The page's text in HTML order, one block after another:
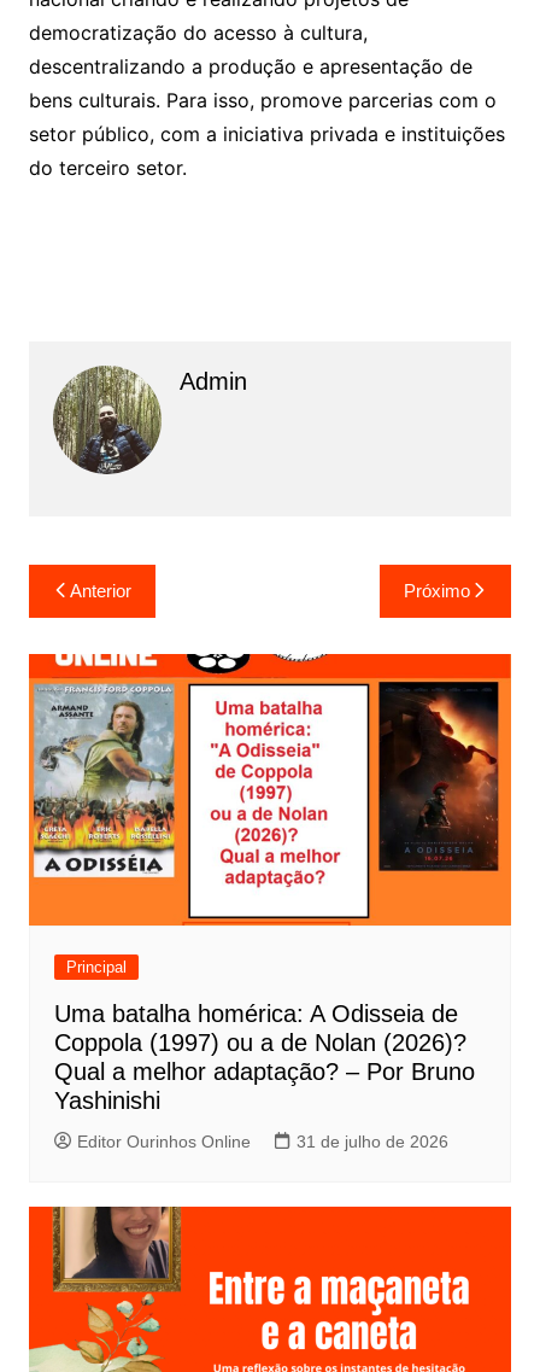
democratização do acesso à cultura,
descentralizando a produção e apresentação de
bens culturais. Para isso, promove parcerias com o
setor público, com a iniciativa privada e instituições
do terceiro setor.
Admin
a
v
e
g
a
ç
ã
o
d
Anterior Próximo
Principal
Uma batalha homérica: A Odisseia de
Coppola (1997) ou a de Nolan (2026)?
Qual a melhor adaptação? – Por Bruno
Yashinishi
Editor Ourinhos Online 31 de julho de 2026